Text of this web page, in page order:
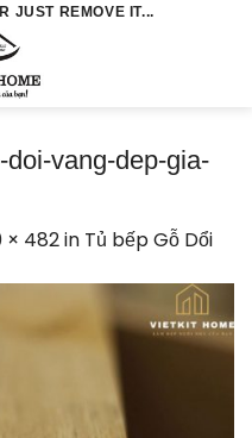
JUST REMOVE IT...
vang-dep-gia-
× 482in Tủ bếp Gỗ Dổi